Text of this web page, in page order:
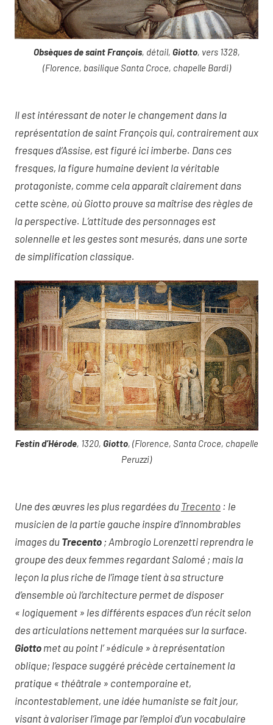
Obsèques de saint François, détail, Giotto, vers 1328,
(Florence, basilique Santa Croce, chapelle Bardi)
Il est intéressant de noter le changement dans la
représentation de saint François qui, contrairement aux
fresques d’Assise, est figuré ici imberbe. Dans ces
fresques, la figure humaine devient la véritable
protagoniste, comme cela apparaît clairement dans
cette scène, où Giotto prouve sa maîtrise des règles de
la perspective. L’attitude des personnages est
solennelle et les gestes sont mesurés, dans une sorte
de simplification classique.
Festin d’Hérode, 1320, Giotto, (Florence, Santa Croce, chapelle
Peruzzi)
Une des œuvres les plus regardées du Trecento : le
musicien de la partie gauche inspire d’innombrables
images du Trecento ; Ambrogio Lorenzetti reprendra le
groupe des deux femmes regardant Salomé ; mais la
leçon la plus riche de l’image tient à sa structure
d’ensemble où l’architecture permet de disposer
« logiquement » les différents espaces d’un récit selon
des articulations nettement marquées sur la surface.
Giotto met au point l’ »édicule » à représentation
oblique; l’espace suggéré précède certainement la
pratique « théâtrale » contemporaine et,
incontestablement, une idée humaniste se fait jour,
visant à valoriser l’image par l’emploi d’un vocabulaire